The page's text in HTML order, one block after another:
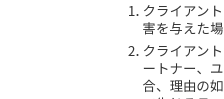
クライアン
害を与えた
クライアン
ートナー、
合、理由の